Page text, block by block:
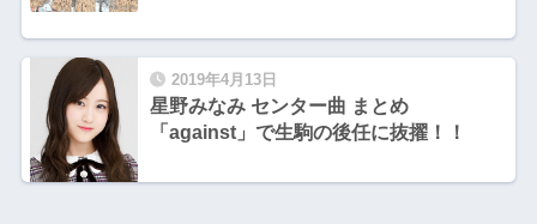
2019年4月13日
星野みなみ センター曲 まとめ
「against」で生駒の後任に抜擢！！